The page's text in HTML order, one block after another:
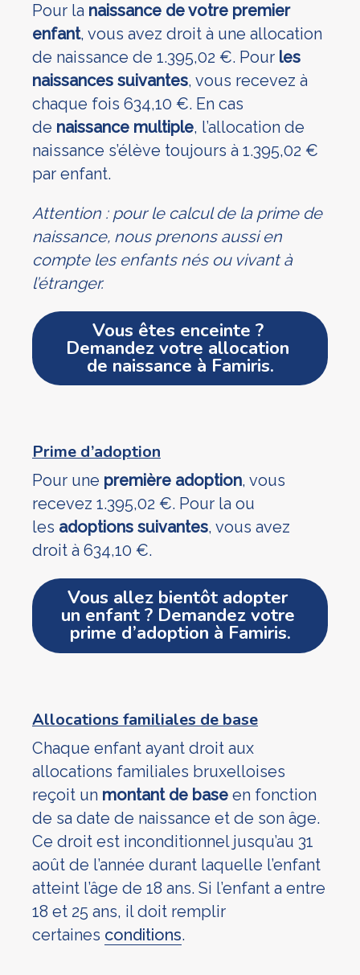
Pour la naissance de votre premier
enfant, vous avez droit à une allocation
de naissance de 1.395,02 €. Pour les
naissances suivantes, vous recevez à
chaque fois 634,10 €. En cas
de naissance multiple, l’allocation de
naissance s’élève toujours à 1.395,02 €
par enfant.
Attention : pour le calcul de la prime de
naissance, nous prenons aussi en
compte les enfants nés ou vivant à
l’étranger.
Vous êtes enceinte ?
Demandez votre allocation
de naissance à Famiris.
Prime d’adoption
Pour une première adoption, vous
recevez 1.395,02 €. Pour la ou
les adoptions suivantes, vous avez
droit à 634,10 €.
Vous allez bientôt adopter
un enfant ? Demandez votre
prime d’adoption à Famiris.
Allocations familiales de base
Chaque enfant ayant droit aux
allocations familiales bruxelloises
reçoit un montant de base en fonction
de sa date de naissance et de son âge.
Ce droit est inconditionnel jusqu’au 31
août de l’année durant laquelle l’enfant
atteint l’âge de 18 ans. Si l’enfant a entre
18 et 25 ans, il doit remplir
certaines conditions.